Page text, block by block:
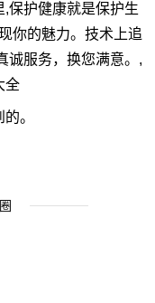
保护健康就是保护生
你的魅力。技术上追
诚服务，换您满意。,
全
。